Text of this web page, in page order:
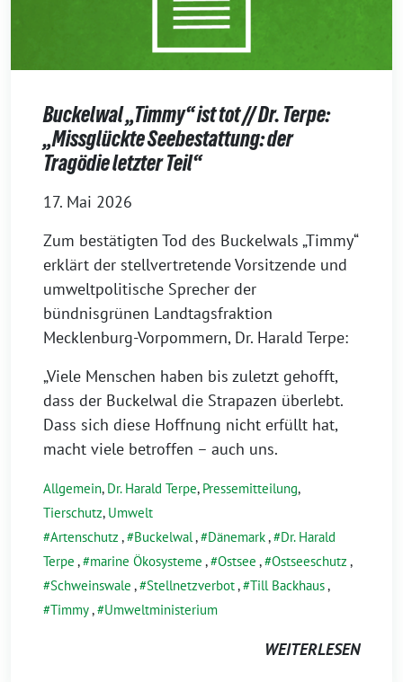
Buckelwal „Timmy“ ist tot // Dr. Terpe:
„Missglückte Seebestattung: der
Tragödie letzter Teil“
17. Mai 2026
Zum bestätigten Tod des Buckelwals „Timmy“
erklärt der stellvertretende Vorsitzende und
umweltpolitische Sprecher der
bündnisgrünen Landtagsfraktion
Mecklenburg-Vorpommern, Dr. Harald Terpe:
„Viele Menschen haben bis zuletzt gehofft,
dass der Buckelwal die Strapazen überlebt.
Dass sich diese Hoffnung nicht erfüllt hat,
macht viele betroffen – auch uns.
Allgemein, Dr. Harald Terpe, Pressemitteilung,
Tierschutz, Umwelt
Artenschutz , Buckelwal , Dänemark,
Dr. Harald
Terpe , marine Ökosysteme , Ostsee , Ostseeschutz ,
Schweinswale , Stellnetzverbot, Till Backhaus,
Timmy, Umweltministerium
WEITERLESEN